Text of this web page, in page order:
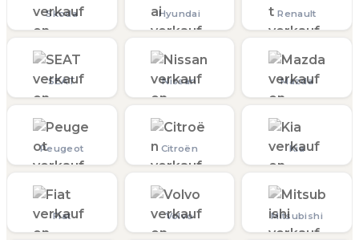
Skoda Hyundai Renault
SEAT Nissan Mazda
Peugeot Citroën Kia
Fiat Volvo Mitsubishi